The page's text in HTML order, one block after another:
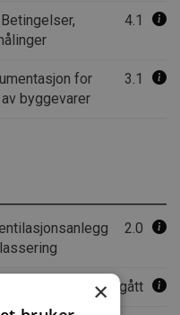
4.1
for
byggevarer
3.1
2.0
Utgått
×